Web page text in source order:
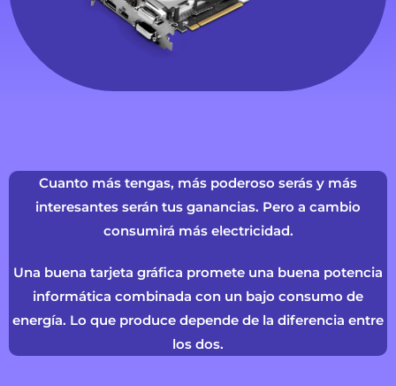
Cuanto más tengas, más poderoso serás y más
interesantes serán tus ganancias. Pero a cambio
consumirá más electricidad.
Una buena tarjeta gráfica promete una buena potencia
informática combinada con un bajo consumo de
energía. Lo que produce depende de la diferencia entre
los dos.